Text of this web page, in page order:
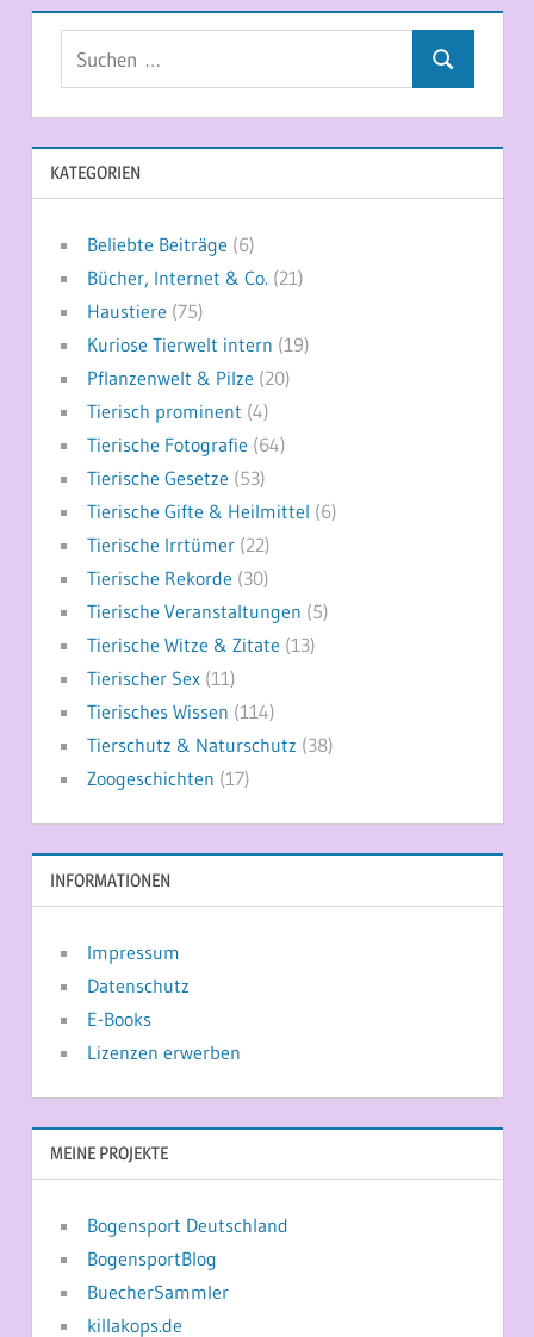
Suchen
KATEGORIEN
Beliebte Beiträge (6)
Bücher, Internet & Co. (21)
Haustiere (75)
Kuriose Tierwelt intern (19)
Pflanzenwelt & Pilze (20)
Tierisch prominent (4)
Tierische Fotografie (64)
Tierische Gesetze (53)
Tierische Gifte & Heilmittel (6)
Tierische Irrtümer(22)
Tierische Rekorde (30)
Tierische Veranstaltungen (5)
Tierische Witze & Zitate (13)
Tierischer Sex(11)
Tierisches Wissen (114)
Tierschutz & Naturschutz (38)
Zoogeschichten (17)
INFORMATIONEN
Impressum
Datenschutz
E-Books
Lizenzen erwerben
MEINE PROJEKTE
Bogensport Deutschland
BogensportBlog
BuecherSammler
killakops.de